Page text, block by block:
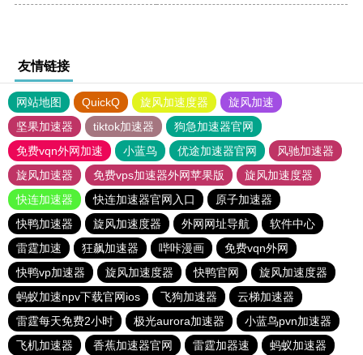
友情链接
网站地图 QuickQ 旋风加速度器
旋风加速
坚果加速器
tiktok加速器
狗急加速器官网
免费vqn外网加速
小蓝鸟 优途加速器官网
风驰加速器
旋风加速器
免费vps加速器外网苹果版
旋风加速度器
快连加速器
快连加速器官网入口
原子加速器
快鸭加速器
旋风加速度器 外网网址导航
软件中心
雷霆加速
狂飙加速器 哔咔漫画
免费vqn外网
快鸭vp加速器
旋风加速度器 快鸭官网
旋风加速度器
蚂蚁加速npv下载官网ios
飞狗加速器
云梯加速器
雷霆每天免费2小时
极光aurora加速器
小蓝鸟pvn加速器
飞机加速器
香蕉加速器官网 雷霆加器速 蚂蚁加速器